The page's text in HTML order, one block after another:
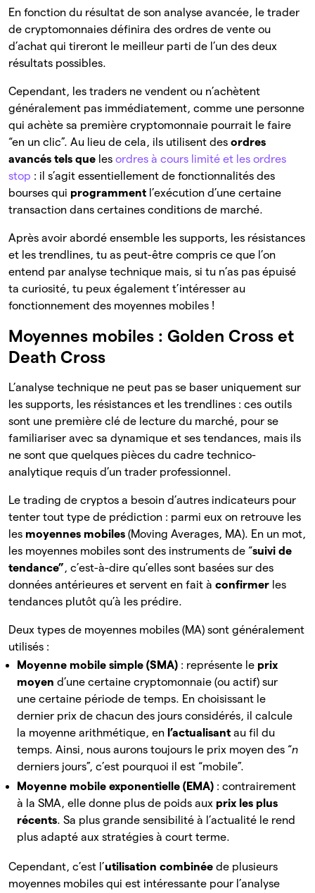
En fonction du résultat de son analyse avancée, le trader
de cryptomonnaies définira des ordres de vente ou
d’achat qui tireront le meilleur parti de l’un des deux
résultats possibles.
Cependant, les traders ne vendent ou n’achètent
généralement pas immédiatement, comme une personne
qui achète sa première cryptomonnaie pourrait le faire
“en un clic”. Au lieu de cela, ils utilisent des ordres
avancés tels que les ordres à cours limité et les ordres
stop : il s’agit essentiellement de fonctionnalités des
bourses qui programment l’exécution d’une certaine
transaction dans certaines conditions de marché.
Après avoir abordé ensemble les supports, les résistances
et les trendlines, tu as peut-être compris ce que l’on
entend par analyse technique mais, si tu n’as pas épuisé
ta curiosité, tu peux également t’intéresser au
fonctionnement des moyennes mobiles !
Moyennes mobiles : Golden Cross et
Death Cross
L’analyse technique ne peut pas se baser uniquement sur
les supports, les résistances et les trendlines : ces outils
sont une première clé de lecture du marché, pour se
familiariser avec sa dynamique et ses tendances, mais ils
ne sont que quelques pièces du cadre technico-
analytique requis d’un trader professionnel.
Le trading de cryptos a besoin d’autres indicateurs pour
tenter tout type de prédiction : parmi eux on retrouve les
les moyennes mobiles (Moving Averages, MA). En un mot,
les moyennes mobiles sont des instruments de “suivi de
tendance”, c’est-à-dire qu’elles sont basées sur des
données antérieures et servent en fait à confirmer les
tendances plutôt qu’à les prédire.
Deux types de moyennes mobiles (MA) sont généralement
utilisés :
Moyenne mobile simple (SMA) : représente le prix
moyen d’une certaine cryptomonnaie (ou actif) sur
une certaine période de temps. En choisissant le
dernier prix de chacun des jours considérés, il calcule
la moyenne arithmétique, en l’actualisant au fil du
temps. Ainsi, nous aurons toujours le prix moyen des “n
derniers jours”, c’est pourquoi il est “mobile”.
Moyenne mobile exponentielle (EMA) : contrairement
à la SMA, elle donne plus de poids aux prix les plus
récents. Sa plus grande sensibilité à l’actualité le rend
plus adapté aux stratégies à court terme.
Cependant, c’est l’utilisation combinée de plusieurs
moyennes mobiles qui est intéressante pour l’analyse